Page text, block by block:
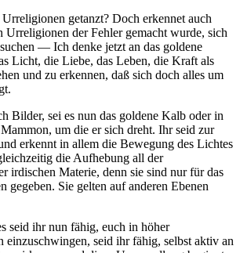
getanzt? Doch erkennet auch
Urreligionen der Fehler gemacht wurde, sich
— Ich denke jetzt an das goldene
Licht, die Liebe, das Leben, die Kraft als
und zu erkennen, daß sich doch alles um
Bilder, sei es nun das goldene Kalb oder in
um die er sich dreht. Ihr seid zur
erkennt in allem die Bewegung des Lichtes
die Aufhebung all der
irdischen Materie, denn sie sind nur für das
gegeben. Sie gelten auf anderen Ebenen
seid ihr nun fähig, euch in höher
einzuschwingen, seid ihr fähig, selbst aktiv an